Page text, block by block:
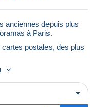
anciennes depuis plus
à Paris.
postales, des plus